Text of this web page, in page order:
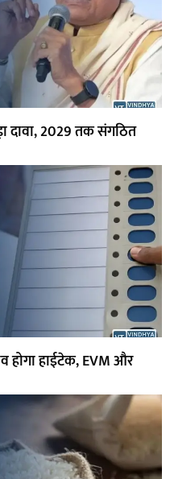
दावा, 2029 तक संगठित
हाईटेक, EVM और